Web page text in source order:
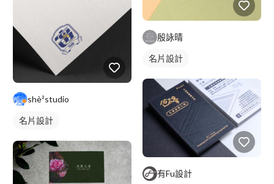
shè²studio
名片設計
殷詠晴
名片設計
有Fu設計